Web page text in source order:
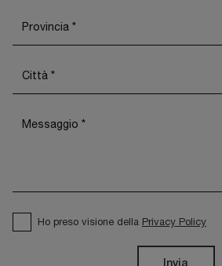
Ho preso visione della Privacy Policy